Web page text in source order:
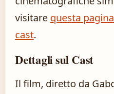
visitare questa
cast.
Dettagli sul Cast
Il film, diretto da